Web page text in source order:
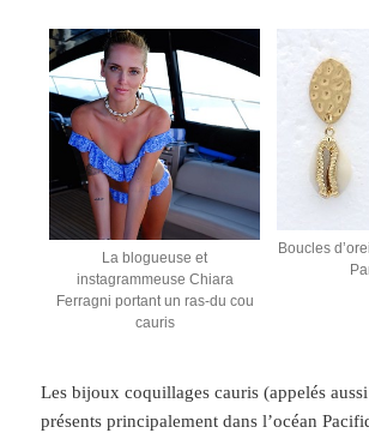
La blogueuse et
instagrammeuse Chiara
Ferragni portant un ras-du cou
cauris
Boucles
Les bijoux coquillages cauris (appelés
présents principalement dans l’océan